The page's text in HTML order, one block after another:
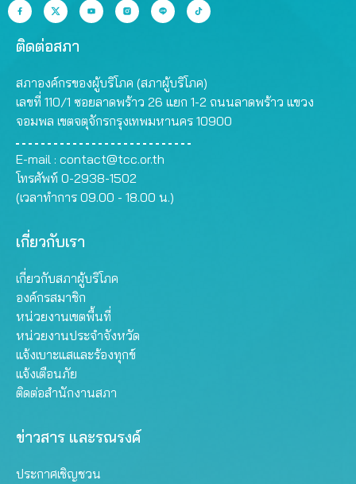
ติดต่อสภา
สภาองค์กรของผู้บริโภค (สภาผู้บริโภค)
เลขที่ 110/1 ซอยลาดพร้าว 26 แยก 1-2 ถนนลาดพร้าว แขวง
จอมพล เขตจตุจักรกรุงเทพมหานคร 10900
E-mail : contact@tcc.or.th
โทรศัพท์ 0-2938-1502
(เวลาทำการ 09.00 - 18.00 น.)
เกี่ยวกับเรา
เกี่ยวกับสภาผู้บริโภค
องค์กรสมาชิก
หน่วยงานเขตพื้นที่
หน่วยงานประจำจังหวัด
แจ้งเบาะแสและร้องทุกข์
แจ้งเตือนภัย
ติดต่อสำนักงานสภา
ข่าวสาร และรณรงค์
ประกาศเชิญชวน